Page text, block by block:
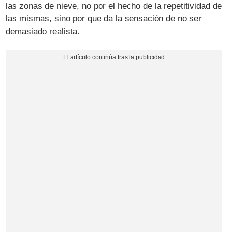
las zonas de nieve, no por el hecho de la repetitividad de
las mismas, sino por que da la sensación de no ser
demasiado realista.